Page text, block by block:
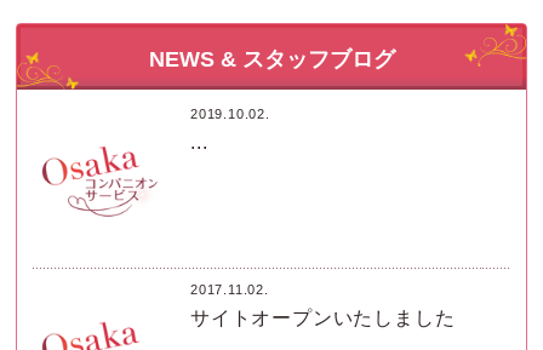
NEWS & スタッフブログ
2019.10.02.
...
2017.11.02.
サイトオープンいたしました